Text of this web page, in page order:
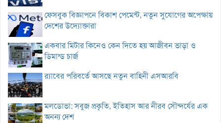
ফেসবুক বিজ্ঞাপনে বিকাশ পেমেন্ট, নতুন সুযোগের অপেক্ষায়
দেশের উদ্যোক্তারা
একবার মিটার কিনেও কেন দিতে হয় আজীবন ভাড়া ও
ডিমান্ড চার্জ
র‌্যাবের পরিবর্তে আসছে নতুন বাহিনী এসআরবি
মলডোভা: সবুজ প্রকৃতি, ইতিহাস আর নীরব সৌন্দর্যের এক
অনন্য দেশ